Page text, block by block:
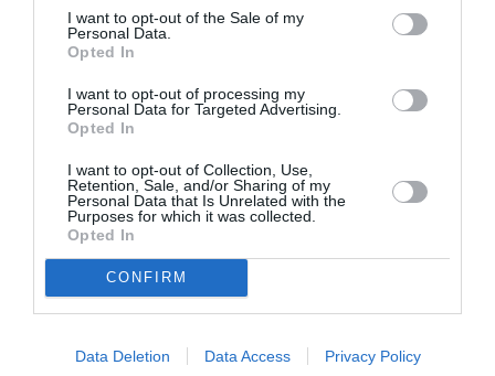
I want to opt-out of the Sale of my
Personal Data.
Opted In
I want to opt-out of processing my
Personal Data for Targeted Advertising.
Opted In
I want to opt-out of Collection, Use,
Retention, Sale, and/or Sharing of my
Personal Data that Is Unrelated with the
Purposes for which it was collected.
Opted In
CONFIRM
Data Deletion Data Access Privacy Policy
DERNIERS COMMENTAIRES
a commenté l'article :
Pointe‑à‑Pitre – Panama City : Air France ouvre un pont
aérien vers l’Amérique latine